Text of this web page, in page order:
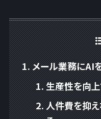
メール業務にAI
生産性を向
人件費を抑